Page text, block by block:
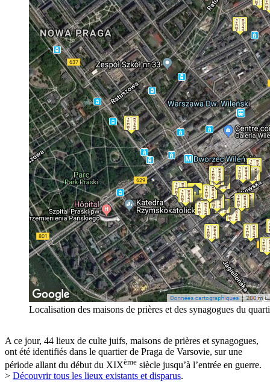
Localisation des maisons de prières et des synagogues du
A ce jour, 44 lieux de culte juifs, maisons de prières et synagogues,
ont été identifiés dans le quartier de Praga de Varsovie, sur une
période allant du début du XIXème siècle jusqu’à l’entrée en guerre.
> Découvrir tous les lieux existants et disparus.